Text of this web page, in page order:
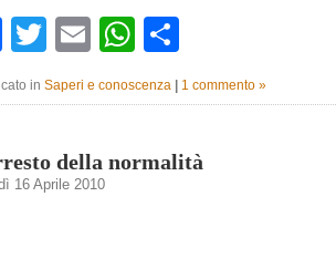
Facebook
TwitterEmailWhatsApp
in Saperi e conoscenza 1 commento »
della normalità
16 Aprile 2010